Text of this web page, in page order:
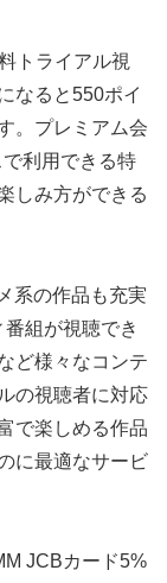
トライアル視
なると550ポイ
。プレミアム会
利用できる特
しみ方ができる
系の作品も充実
組が視聴でき
ど様々なコンテ
の視聴者に対応
で楽しめる作品
に最適なサービ
JCBカード5%